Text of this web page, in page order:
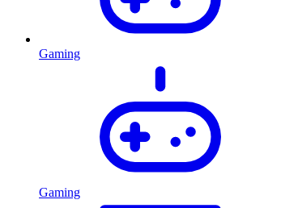
Gaming
Gaming